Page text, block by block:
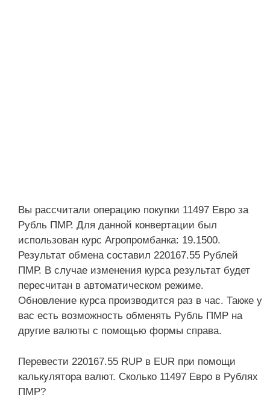
Вы рассчитали операцию покупки 11497 Евро за
Рубль ПМР. Для данной конвертации был
использован курс Агропромбанка: 19.1500.
Результат обмена составил 220167.55 Рублей
ПМР. В случае изменения курса результат будет
пересчитан в автоматическом режиме.
Обновление курса производится раз в час. Также у
вас есть возможность обменять Рубль ПМР на
другие валюты с помощью формы справа.
Перевести 220167.55 RUP в EUR при помощи
калькулятора валют. Сколько 11497 Евро в Рублях
ПМР?